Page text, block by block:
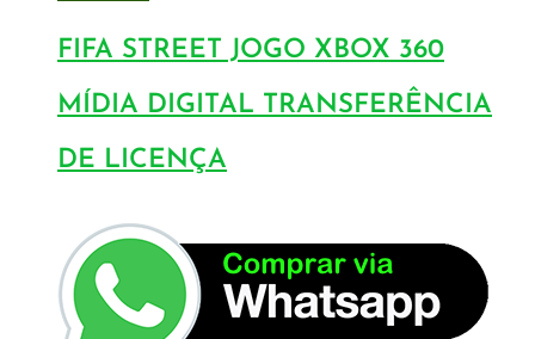
FIFA STREET JOGO XBOX 360
MÍDIA DIGITAL TRANSFERÊNCIA
DE LICENÇA